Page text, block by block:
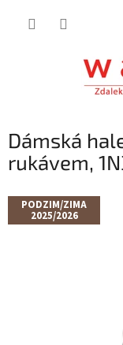
Dámská
rukávem,
PODZIM/ZIMA
2025/2026